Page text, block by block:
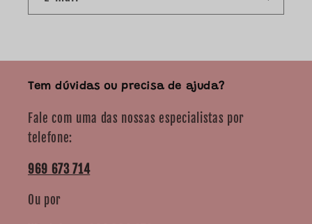
Tem dúvidas ou precisa de ajuda?
Fale com uma das nossas especialistas por
telefone:
969 673 714
Ou por